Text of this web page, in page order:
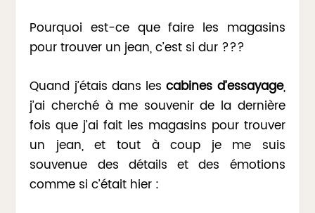
Pourquoi est-ce que faire les magasins
pour trouver un jean, c’est si dur ???
Quand j’étais dans lescabines d’essayage,
j’ai cherché à me souvenir de la dernière
fois que j’ai fait les magasins pour trouver
un jean, et tout à coup je me suis
souvenue des détails et des émotions
comme si c’était hier :